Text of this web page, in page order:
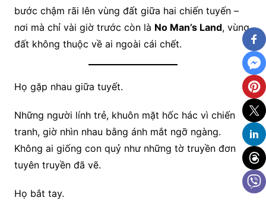
bước chậm rãi lên vùng đất giữa hai chiến tuyến –
nơi mà chỉ vài giờ trước còn là No Man’s Land, vùng
đất không thuộc về ai ngoài cái chết.
Họ gặp nhau giữa tuyết.
Những người lính trẻ, khuôn mặt hốc hác vì chiến
tranh, giờ nhìn nhau bằng ánh mắt ngỡ ngàng.
Không ai giống con quỷ như những tờ truyền đơn
tuyên truyền đã vẽ.
Họ bắt tay.